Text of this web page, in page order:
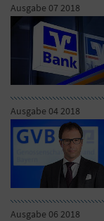
Ausgabe 07 2018
Ausgabe 04 2018
Ausgabe 06 2018